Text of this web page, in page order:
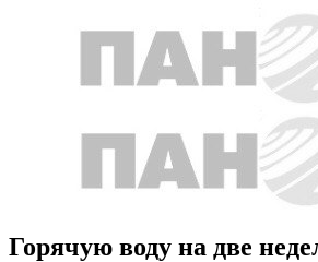
Горячую воду на две